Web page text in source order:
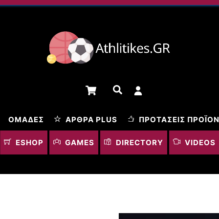
Cart Αναζήτηση
ΟΜΆΔΕΣ ΆΡΘΡΑ PLUS ΠΡΟΤΆΣΕΙΣ
ESHOP GAMES DIRECTORY VIDEOS